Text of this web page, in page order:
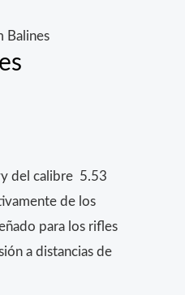
Balines
del calibre 5.53
de los
para los rifles
a distancias de